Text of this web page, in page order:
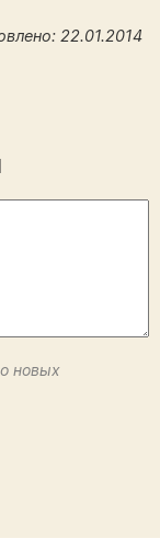
22.01.2014
новых